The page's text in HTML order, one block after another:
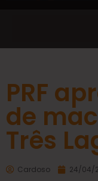
PRF
de
Três
Cardoso 24/04/